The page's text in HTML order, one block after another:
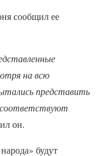
сообщил ее
на всю
представить
он.
будут